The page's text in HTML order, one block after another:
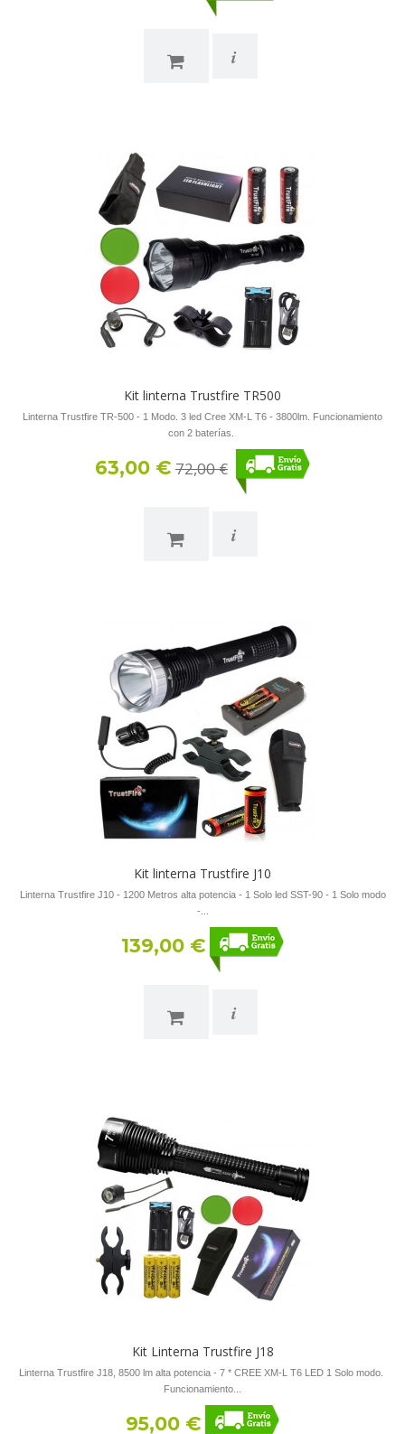
i
Kit linterna Trustfire TR500
Linterna Trustfire TR-500 - 1 Modo. 3 led Cree XM-L T6 - 3800lm. Funcionamiento
con 2 baterías.
63,00 € 72,00 €
i
Kit linterna Trustfire J10
Linterna Trustfire J10 - 1200 Metros alta potencia - 1 Solo led SST-90 - 1 Solo modo
-...
139,00 €
i
Kit Linterna Trustfire J18
Linterna Trustfire J18, 8500 lm alta potencia - 7 * CREE XM-L T6 LED 1 Solo modo.
Funcionamiento...
95,00 €